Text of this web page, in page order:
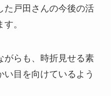
た戸田さんの今後の活
。
がらも、時折見せる素
目を向けているよう